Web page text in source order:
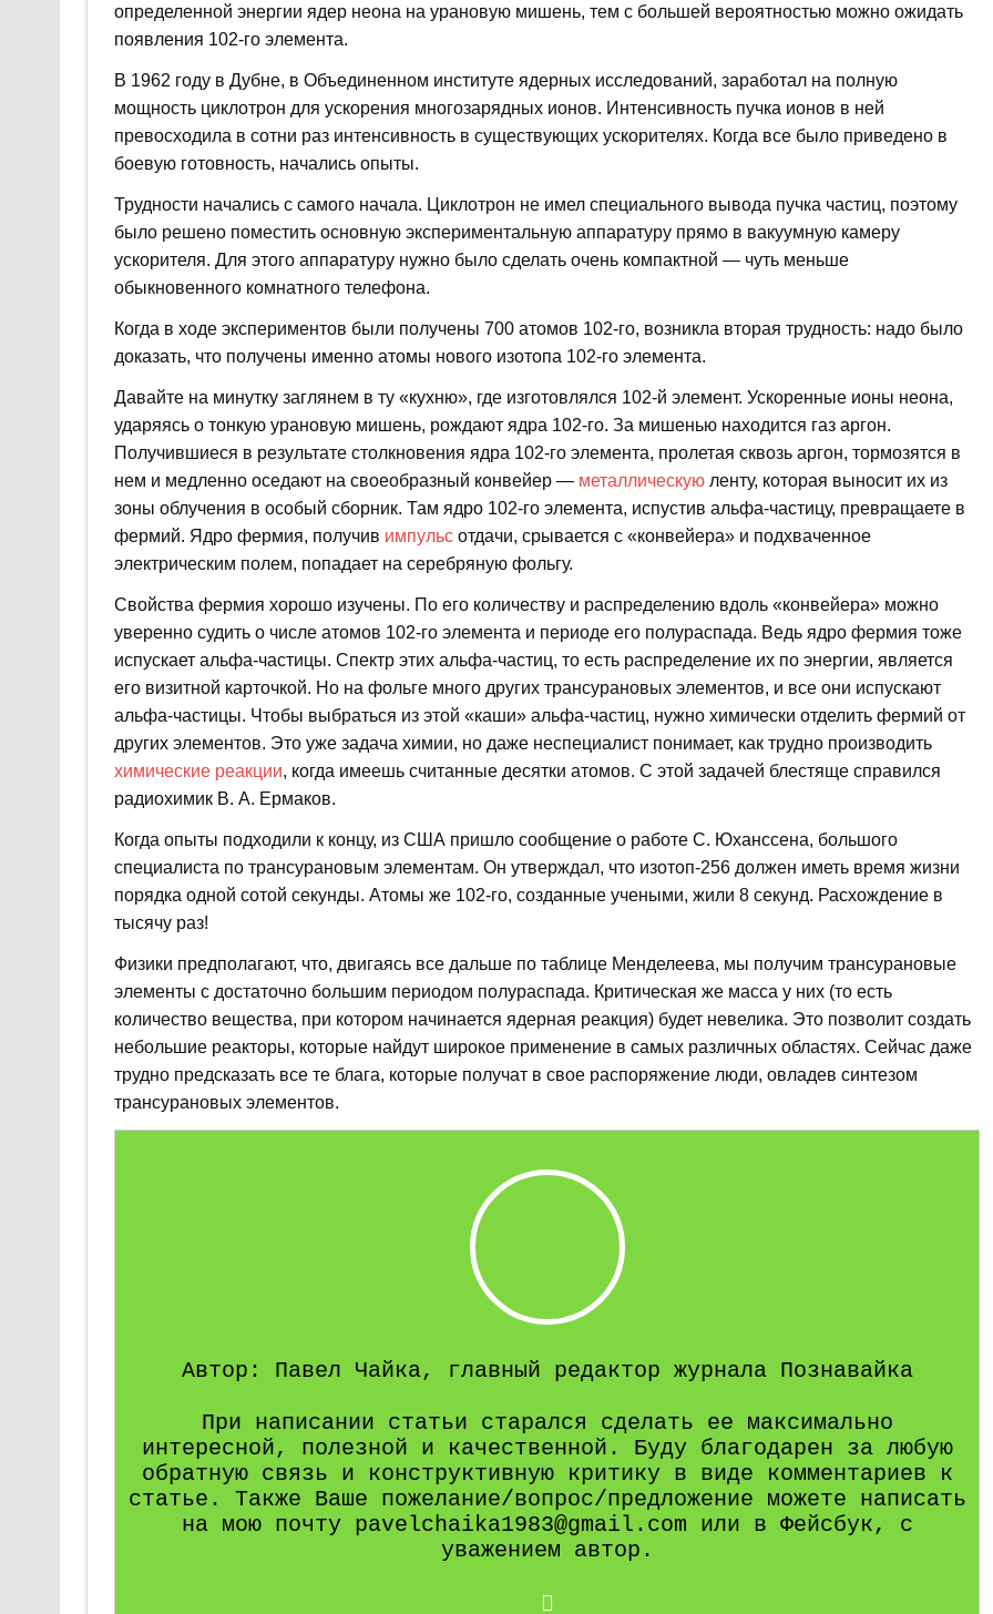
определенной энергии ядер неона на урановую мишень, тем с большей вероятностью можно ожидать
появления 102-го элемента.
В 1962 году в Дубне, в Объединенном институте ядерных исследований, заработал на полную
мощность циклотрон для ускорения многозарядных ионов. Интенсивность пучка ионов в ней
превосходила в сотни раз интенсивность в существующих ускорителях. Когда все было приведено в
боевую готовность, начались опыты.
Трудности начались с самого начала. Циклотрон не имел специального вывода пучка частиц, поэтому
было решено поместить основную экспериментальную аппаратуру прямо в вакуумную камеру
ускорителя. Для этого аппаратуру нужно было сделать очень компактной — чуть меньше
обыкновенного комнатного телефона.
Когда в ходе экспериментов были получены 700 атомов 102-го, возникла вторая трудность: надо было
доказать, что получены именно атомы нового изотопа 102-го элемента.
Давайте на минутку заглянем в ту «кухню», где изготовлялся 102-й элемент. Ускоренные ионы неона,
ударяясь о тонкую урановую мишень, рождают ядра 102-го. За мишенью находится газ аргон.
Получившиеся в результате столкновения ядра 102-го элемента, пролетая сквозь аргон, тормозятся в
нем и медленно оседают на своеобразный конвейер — металлическуюленту, которая выносит их из
зоны облучения в особый сборник. Там ядро 102-го элемента, испустив альфа-частицу, превращаете в
фермий. Ядро фермия, получив импульсотдачи, срывается с «конвейера» и подхваченное
электрическим полем, попадает на серебряную фольгу.
Свойства фермия хорошо изучены. По его количеству и распределению вдоль «конвейера» можно
уверенно судить о числе атомов 102-го элемента и периоде его полураспада. Ведь ядро фермия тоже
испускает альфа-частицы. Спектр этих альфа-частиц, то есть распределение их по энергии, является
его визитной карточкой. Но на фольге много других трансурановых элементов, и все они испускают
альфа-частицы. Чтобы выбраться из этой «каши» альфа-частиц, нужно химически отделить фермий от
других элементов. Это уже задача химии, но даже неспециалист понимает, как трудно производить
химические реакции, когда имеешь считанные десятки атомов. С этой задачей блестяще справился
радиохимик В. А. Ермаков.
Когда опыты подходили к концу, из США пришло сообщение о работе С. Юханссена, большого
специалиста по трансурановым элементам. Он утверждал, что изотоп-256 должен иметь время жизни
порядка одной сотой секунды. Атомы же 102-го, созданные учеными, жили 8 секунд. Расхождение в
тысячу раз!
Физики предполагают, что, двигаясь все дальше по таблице Менделеева, мы получим трансурановые
элементы с достаточно большим периодом полураспада. Критическая же масса у них (то есть
количество вещества, при котором начинается ядерная реакция) будет невелика. Это позволит создать
небольшие реакторы, которые найдут широкое применение в самых различных областях. Сейчас даже
трудно предсказать все те блага, которые получат в свое распоряжение люди, овладев синтезом
трансурановых элементов.
Автор: Павел Чайка, главный редактор журнала Познавайка
При написании статьи старался сделать ее максимально
интересной, полезной и качественной. Буду благодарен за любую
обратную связь и конструктивную критику в виде комментариев к
статье. Также Ваше пожелание/вопрос/предложение можете написать
на мою почту pavelchaika1983@gmail.com или в Фейсбук, с
уважением автор.